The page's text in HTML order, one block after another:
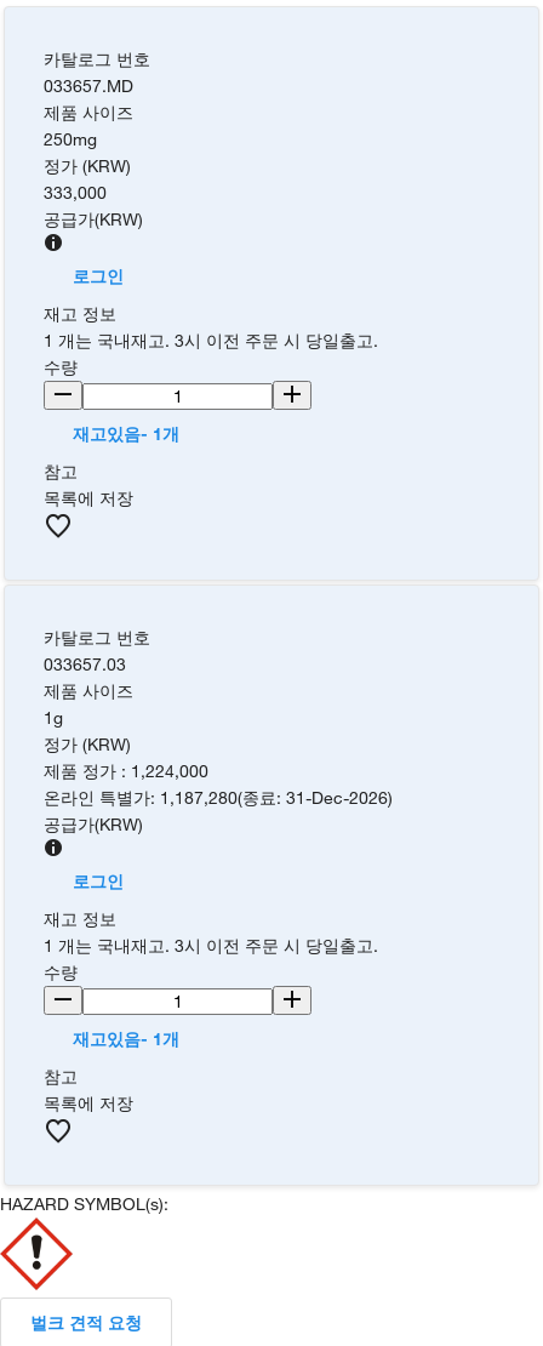
카탈로그 번호
033657.MD
제품 사이즈
250mg
정가 (KRW)
333,000
공급가(KRW)
로그인
재고 정보
1 개는 국내재고. 3시 이전 주문 시 당일출고.
수량
재고있음- 1개
참고
목록에 저장
카탈로그 번호
033657.03
제품 사이즈
1g
정가 (KRW)
제품 정가 : 1,224,000
온라인 특별가: 1,187,280(종료:31-Dec-2026)
공급가(KRW)
로그인
재고 정보
1 개는 국내재고. 3시 이전 주문 시 당일출고.
수량
재고있음- 1개
참고
목록에 저장
HAZARD SYMBOL(s):
벌크 견적 요청